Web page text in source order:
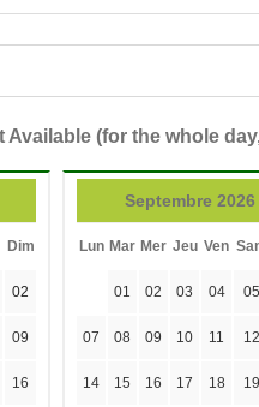
Available (for the whole
Dim
02
09
16
Septembre 2026
Lun Mar Mer Jeu Ven
01 02 03 04 05
07 08 09 10 11 12
14 15 16 17 18 19